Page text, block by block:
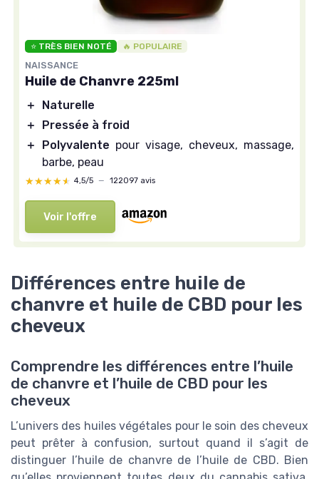
⭐ TRÈS BIEN NOTÉ 🔥 POPULAIRE
NAISSANCE
Huile de Chanvre 225ml
＋
Naturelle
＋
Pressée à froid
＋
Polyvalente pour visage, cheveux, massage,
barbe, peau
★★★★★
★★★★★ 4,5/5 — 122097 avis
Voir l'offre
Différences entre huile de
chanvre et huile de CBD pour les
cheveux
Comprendre les différences entre l’huile
de chanvre et l’huile de CBD pour les
cheveux
L’univers des huiles végétales pour le soin des cheveux
peut prêter à confusion, surtout quand il s’agit de
distinguer l’huile de chanvre de l’huile de CBD. Bien